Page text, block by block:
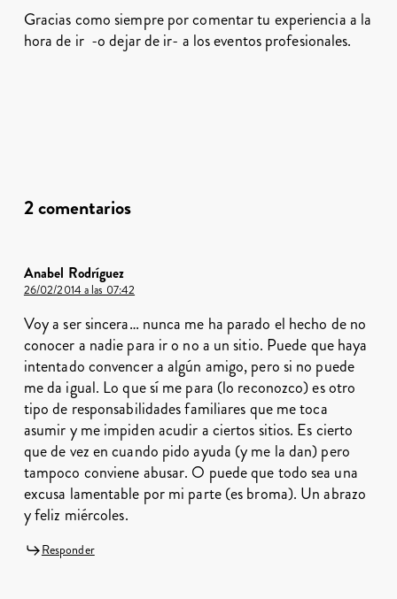
Gracias como siempre por comentar tu experiencia a la
hora de ir -o dejar de ir- a los eventos profesionales.
2 comentarios
Anabel Rodríguez
26/02/2014 a las 07:42
Voy a ser sincera… nunca me ha parado el hecho de no
conocer a nadie para ir o no a un sitio. Puede que haya
intentado convencer a algún amigo, pero si no puede
me da igual. Lo que sí me para (lo reconozco) es otro
tipo de responsabilidades familiares que me toca
asumir y me impiden acudir a ciertos sitios. Es cierto
que de vez en cuando pido ayuda (y me la dan) pero
tampoco conviene abusar. O puede que todo sea una
excusa lamentable por mi parte (es broma). Un abrazo
y feliz miércoles.
Responder